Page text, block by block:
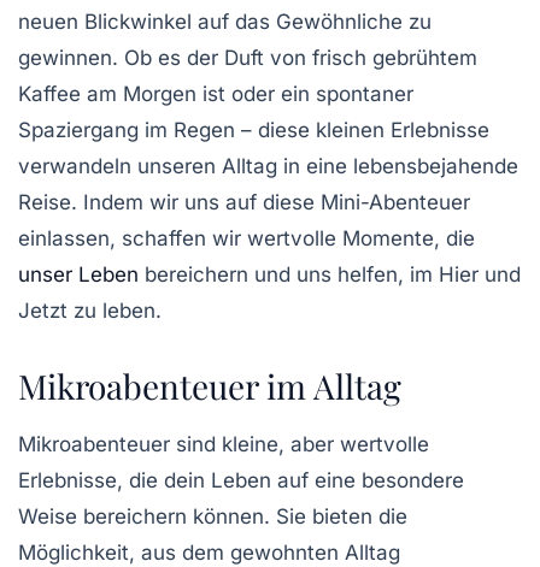
neuen Blickwinkel auf das Gewöhnliche zu
gewinnen. Ob es der Duft von frisch gebrühtem
Kaffee am Morgen ist oder ein spontaner
Spaziergang im Regen – diese kleinen Erlebnisse
verwandeln unseren Alltag in eine lebensbejahende
Reise. Indem wir uns auf diese Mini-Abenteuer
einlassen, schaffen wir wertvolle Momente, die
unser Leben bereichern und uns helfen, im Hier und
Jetzt zu leben.
Mikroabenteuer im Alltag
Mikroabenteuer sind kleine, aber wertvolle
Erlebnisse, die dein Leben auf eine besondere
Weise bereichern können. Sie bieten die
Möglichkeit, aus dem gewohnten Alltag